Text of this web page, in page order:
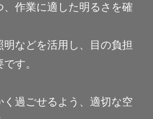
、作業に適した明るさを確
などを活用し、目の負担
す。
過ごせるよう、適切な空